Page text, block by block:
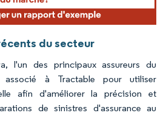
du secteur
l'un des principaux assureurs du
associé à Tractable pour utiliser
afin d'améliorer la précision et
de sinistres d'assurance au